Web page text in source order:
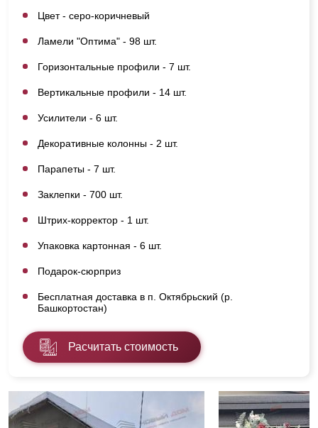
Цвет - серо-коричневый
Ламели "Оптима" - 98 шт.
Горизонтальные профили - 7 шт.
Вертикальные профили - 14 шт.
Усилители - 6 шт.
Декоративные колонны - 2 шт.
Парапеты - 7 шт.
Заклепки - 700 шт.
Штрих-корректор - 1 шт.
Упаковка картонная - 6 шт.
Подарок-сюрприз
Бесплатная доставка в п. Октябрьский (р.
Башкортостан)
Расчитать стоимость